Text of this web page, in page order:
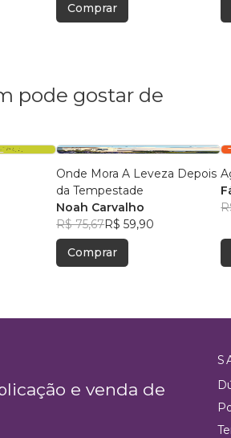
Comprar
pode gostar de
Onde Mora A Leveza Depois
da Tempestade
Noah Carvalho
R$ 75,67R$ 59,90
Comprar
e venda de